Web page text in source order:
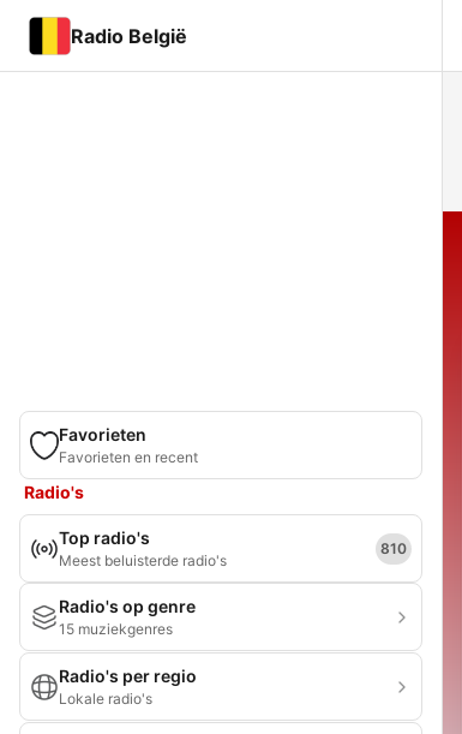
Radio België
Favorieten
Favorieten en recent
Radio's
Top radio's
Meest beluisterde radio's
810
Radio's op genre
15 muziekgenres
Radio's per regio
Lokale radio's